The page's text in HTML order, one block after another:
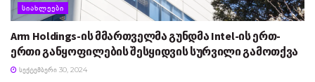
ᲡᲘᲐᲮᲚᲔᲔᲑᲘ
Arm Holdings-ის მმართველმა გუნდმა Intel-ის ერთ-
ერთი განყოფილების შესყიდვის სურვილი გამოთქვა
ᲡᲔᲥᲢᲔᲛᲑᲔᲠᲘ 30, 2024